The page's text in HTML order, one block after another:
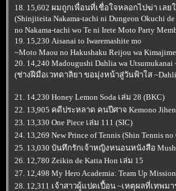
18. 15,602 ผมถูกเพื่อนที่เชื่อใจหลอกไปฆ่า เล
(Shinjiteita Nakama-tachi ni Dungeon Okuchi
no Nakama-tachi wo Te ni Irete Moto Party
19. 15,230 Aisanai to Iwaremashite mo
~Moto Maou no Hakushaku Reijou wa
20. 14,240 Madougushi Dahlia wa
(ช่างฝีมือเวทดาลิยา ขอมุ่งหน้าสู่วันฟ้าใส
21. 14,230 Honey Lemon Soda เล่ม 28 (BKC)
22. 13,905 คดีประหลาด คนปีศาจ Kemono
23. 13,330 One Piece เล่ม 111 (SIC)
24. 13,269 New Prince of Tennis (Shin Tennis
25. 13,030 บันทึกรักเจ้าหญิงหนอนหนังสือ
26. 12,780 Zeikin de Katta Hon เล่ม 15
27. 12,498 My Hero Academia: Team Up
28. 12,311 เจ้าสาวผู้แปดเปื้อน ~เหตุผลที่เท